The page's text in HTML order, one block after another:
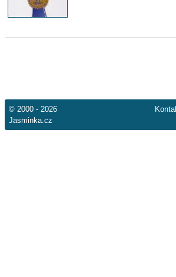
© 2000 - 2026
Jasminka.cz